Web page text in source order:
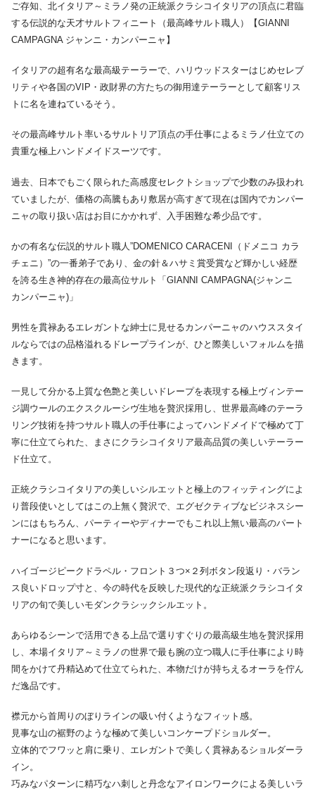
ご存知、北イタリア～ミラノ発の正統派クラシコイタリアの頂点に君臨
する伝説的な天才サルトフィニート（最高峰サルト職人）【GIANNI
CAMPAGNA ジャンニ・カンパーニャ】
イタリアの超有名な最高級テーラーで、ハリウッドスターはじめセレブ
リティや各国のVIP・政財界の方たちの御用達テーラーとして顧客リス
トに名を連ねているそう。
その最高峰サルト率いるサルトリア頂点の手仕事によるミラノ仕立ての
貴重な極上ハンドメイドスーツです。
過去、日本でもごく限られた高感度セレクトショップで少数のみ扱われ
ていましたが、価格の高騰もあり敷居が高すぎて現在は国内でカンパー
ニャの取り扱い店はお目にかかれず、入手困難な希少品です。
かの有名な伝説的サルト職人”DOMENICO CARACENI（ドメニコ カラ
チェニ）”の一番弟子であり、金の針＆ハサミ賞受賞など輝かしい経歴
を誇る生き神的存在の最高位サルト「GIANNI CAMPAGNA(ジャンニ
カンパーニャ)」
男性を貫禄あるエレガントな紳士に見せるカンパーニャのハウススタイ
ルならではの品格溢れるドレープラインが、ひと際美しいフォルムを描
きます。
一見して分かる上質な色艶と美しいドレープを表現する極上ヴィンテー
ジ調ウールのエクスクルーシヴ生地を贅沢採用し、世界最高峰のテーラ
リング技術を持つサルト職人の手仕事によってハンドメイドで極めて丁
寧に仕立てられた、まさにクラシコイタリア最高品質の美しいテーラー
ド仕立て。
正統クラシコイタリアの美しいシルエットと極上のフィッティングによ
り普段使いとしてはこの上無く贅沢で、エグゼクティブなビジネスシー
ンにはもちろん、パーティーやディナーでもこれ以上無い最高のパート
ナーになると思います。
ハイゴージピークドラペル・フロント３つ×２列ボタン段返り・バラン
ス良いドロップ寸と、今の時代を反映した現代的な正統派クラシコイタ
リアの旬で美しいモダンクラシックシルエット。
あらゆるシーンで活用できる上品で選りすぐりの最高級生地を贅沢採用
し、本場イタリア～ミラノの世界で最も腕の立つ職人に手仕事により時
間をかけて丹精込めて仕立てられた、本物だけが持ちえるオーラを佇ん
だ逸品です。
襟元から首周りのぼりラインの吸い付くようなフィット感。
見事な山の裾野のような極めて美しいコンケープドショルダー。
立体的でフワッと肩に乗り、エレガントで美しく貫禄あるショルダーラ
イン。
巧みなパターンに精巧なハ刺しと丹念なアイロンワークによる美しいラ